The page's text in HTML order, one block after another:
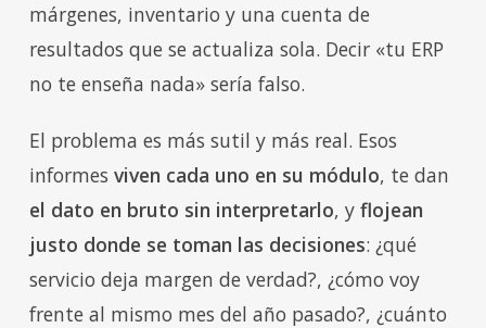
márgenes, inventario y una cuenta de
resultados que se actualiza sola. Decir «tu ERP
no te enseña nada» sería falso.
El problema es más sutil y más real. Esos
informes viven cada uno en su módulo, te dan
el dato en bruto sin interpretarlo, y flojean
justo donde se toman las decisiones: ¿qué
servicio deja margen de verdad?, ¿cómo voy
frente al mismo mes del año pasado?, ¿cuánto